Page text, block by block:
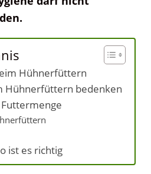
Hühnerfüttern
Hühnerfüttern bedenken
ist es richtig